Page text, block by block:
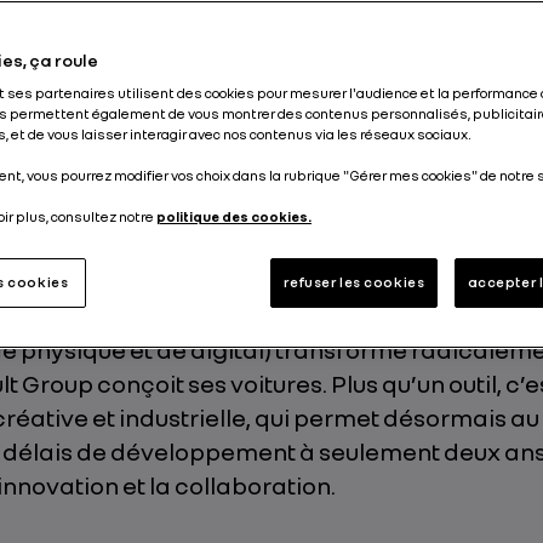
de Renault, des designers
virtuelle s’affairent autour d’une voiture
précis évoluent dans l’air, comme en
l’univers de la réalité étendue (XR), où le
physique et de digital) transforme
Group conçoit ses voitures. Plus qu’un outil,
et industrielle, qui permet désormais au
de développement à seulement deux
et la collaboration.
ça roule
ses partenaires utilisent des cookies pour mesurer l'audience et la performance
permettent également de vous montrer des contenus personnalisés,
et de vous laisser interagir avec nos contenus via les réseaux sociaux.
vous pourrez modifier vos choix dans la rubrique "Gérer mes cookies" de notre
plus, consultez notre politique des cookies.
refuser les cookies accepter
cookies